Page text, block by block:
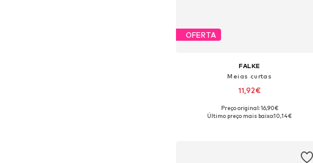
OFERTA
FALKE
Meias curtas
11,92€
+2
Tamanhos disponíveis: 35-36, 37-38, 39-41
Preço original: 16,90€
Último preço mais baixo:10,14€